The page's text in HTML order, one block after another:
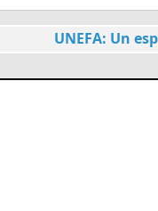
UNEFA: Un